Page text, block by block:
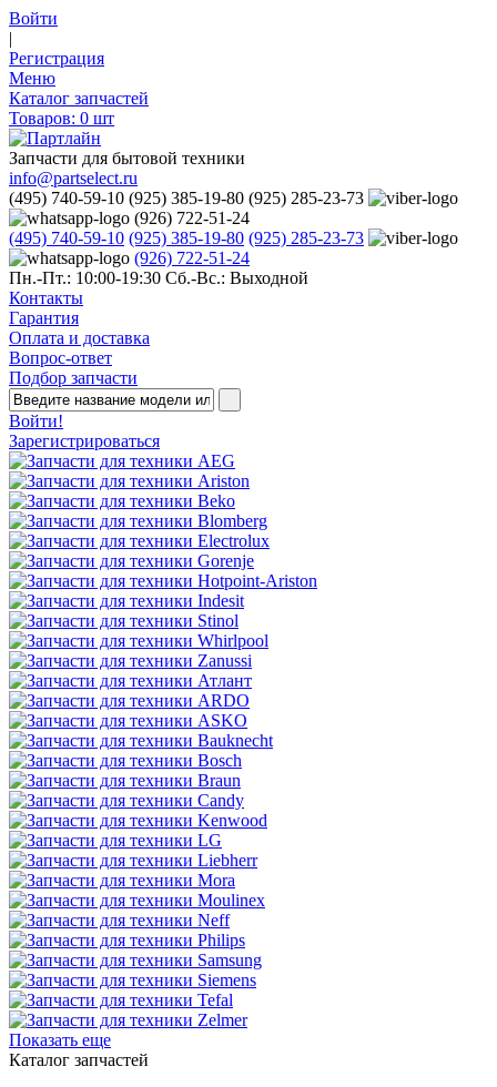
Войти
|
Регистрация
Меню
Каталог запчастей
Товаров: 0 шт
Запчасти для бытовой техники
info@partselect.ru
(495) 740-59-10 (925) 385-19-80 (925) 285-23-73
(926) 722-51-24
(495) 740-59-10 (925) 385-19-80 (925) 285-23-73
(926) 722-51-24
Пн.-Пт.: 10:00-19:30 Сб.-Вс.: Выходной
Контакты
Гарантия
Оплата и доставка
Вопрос-ответ
Подбор запчасти
Войти!
Зарегистрироваться
Показать еще
Каталог запчастей